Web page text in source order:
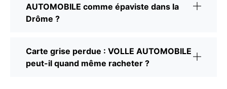
AUTOMOBILE comme épaviste dans la
Drôme ?
Carte grise perdue : VOLLE AUTOMOBILE
peut-il quand même racheter ?